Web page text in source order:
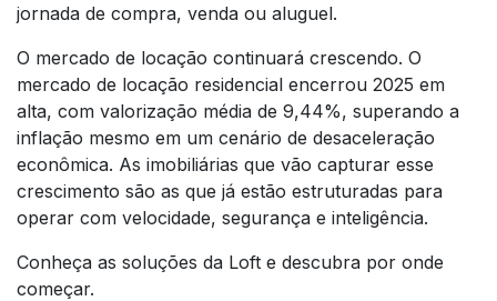
jornada de compra, venda ou aluguel.
O mercado de locação continuará crescendo. O
mercado de locação residencial encerrou 2025 em
alta, com valorização média de 9,44%, superando a
inflação mesmo em um cenário de desaceleração
econômica. As imobiliárias que vão capturar esse
crescimento são as que já estão estruturadas para
operar com velocidade, segurança e inteligência.
Conheça as soluções da Loft e descubra por onde
começar.